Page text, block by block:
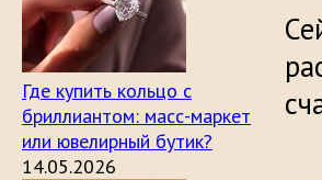
Где купить кольцо с
бриллиантом: масс-маркет
или ювелирный бутик?
14.05.2026